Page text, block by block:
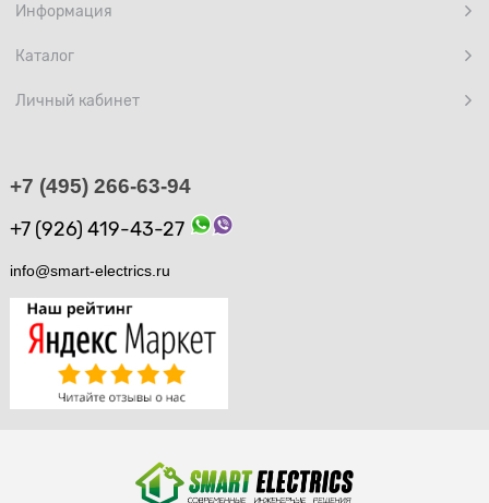
Информация
Каталог
Личный кабинет
+7 (495) 266-63-94
+7 (926) 419-43-27
info@smart-electrics.ru